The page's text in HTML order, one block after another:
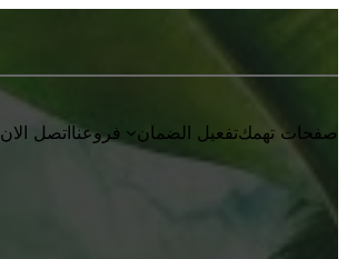
اتصل الانفروعنا تفعيل الضمانصفحات تهمك